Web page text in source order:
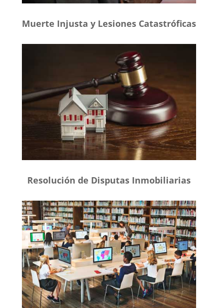
Muerte Injusta y Lesiones Catastróficas
Resolución de Disputas Inmobiliarias